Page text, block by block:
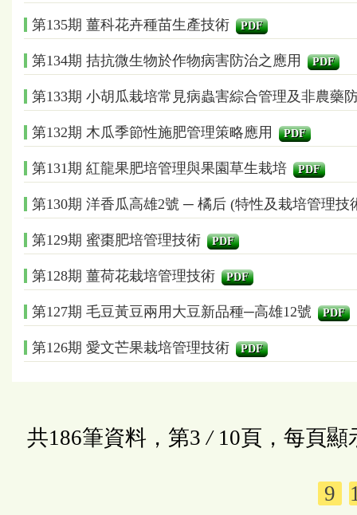
第135期 薑科花卉種苗生產技術 PDF
第134期 拮抗微生物於作物病害防治之應用 PDF
第133期 小胡瓜栽培常見病蟲害綜合管理及非農藥
第132期 木瓜季節性施肥管理策略應用 PDF
第131期 紅龍果肥培管理與果園草生栽培 PDF
第130期 洋香瓜高雄2號 ─ 橘后 (特性及栽培管理技
第129期 蜜棗肥培管理技術 PDF
第128期 薑荷花栽培管理技術 PDF
第127期 毛豆黃豆兩用大豆新品種─高雄12號 PDF
第126期 愛文芒果栽培管理技術 PDF
共186筆資料，第3 / 10頁，每頁顯
9